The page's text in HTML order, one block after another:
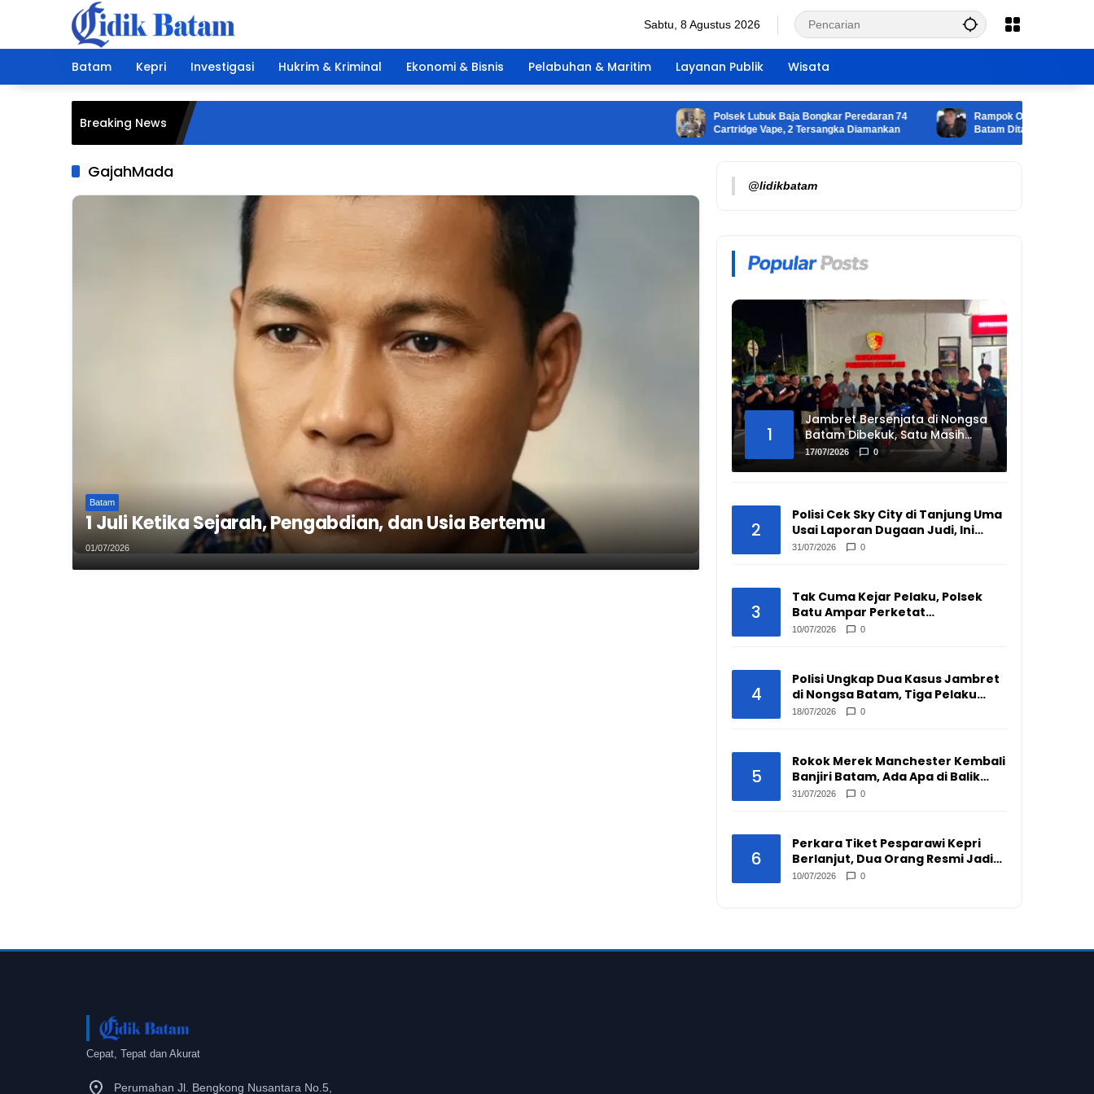
Sabtu, 8 Agustus 2026
Batam Kepri Investigasi Hukrim & Kriminal Ekonomi & Bisnis Pelabuhan & Maritim Layanan Publik Wisata
Breaking News
Polsek Lubuk Baja Bongkar Peredaran 74
Cartridge Vape, 2 Tersangka Diamankan
Rampok Ojek Online di Bukit
Batam Ditangkap, Motor Korban
GajahMada
Batam
1 Juli Ketika Sejarah, Pengabdian, dan Usia Bertemu
01/07/2026
@lidikbatam
1
Jambret Bersenjata di Nongsa
Batam Dibekuk, Satu Masih
Buron
17/07/2026 0
2
Polisi Cek Sky City di Tanjung Uma
Usai Laporan Dugaan Judi, Ini
Hasilnya
31/07/2026 0
3
Tak Cuma Kejar Pelaku, Polsek
Batu Ampar Perketat
Pengawasan Pengepul Barang
10/07/2026 0
4
Polisi Ungkap Dua Kasus Jambret
di Nongsa Batam, Tiga Pelaku
Disikat
18/07/2026 0
5
Rokok Merek Manchester Kembali
Banjiri Batam, Ada Apa di Balik
Peredarannya?
31/07/2026 0
6
Perkara Tiket Pesparawi Kepri
Berlanjut, Dua Orang Resmi Jadi
Tersangka
10/07/2026 0
Cepat, Tepat dan Akurat
Perumahan Jl. Bengkong Nusantara No.5,